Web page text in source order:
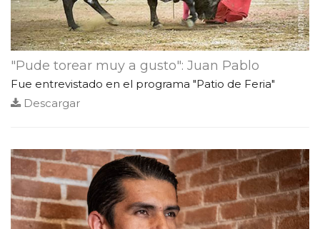
"Pude torear muy a gusto": Juan Pablo
Fue entrevistado en el programa "Patio de Feria"
Descargar